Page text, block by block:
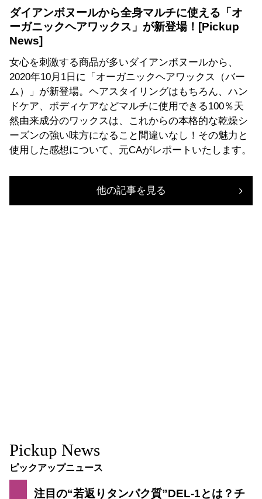
ダイアンボヌールから全身マルチに使える「オ
ーガニックヘアワックス」が新登場！
女心を刺激する商品が多いダイアンボヌールから、
2020年10月1日に「オーガニックヘアワックス（バー
ム）」が新登場。ヘアスタイリングはもちろん、ハン
ドケア、ボディケアなどマルチに使用できる100％天
然由来成分のワックスは、これからの本格的な乾燥シ
ーズンの強い味方になること間違いなし！その魅力と
使用した感想について、元CAがレポートいたします。
他の記事を見る
Pickup News
ピックアップニュース
注目の“若返りタンパク質”DEL-1とは？チ